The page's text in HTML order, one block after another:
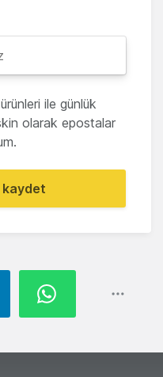
ile günlük
olarak epostalar
kaydet